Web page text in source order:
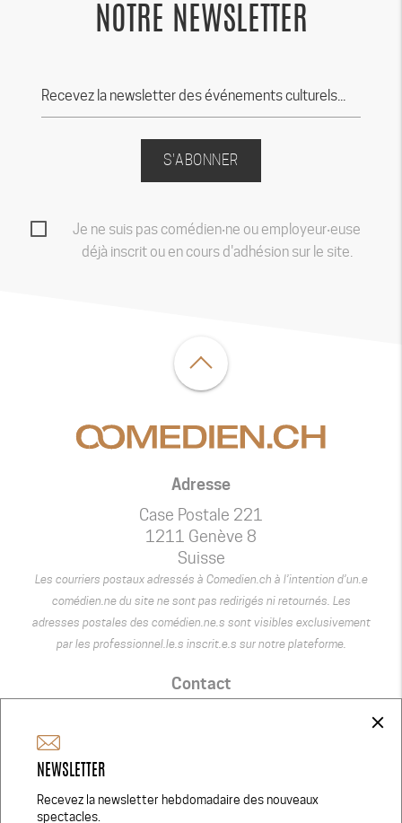
NOTRE NEWSLETTER
S'ABONNER
Je ne suis pas comédien‧ne ou employeur‧euse
déjà inscrit ou en cours d'adhésion sur le site.
Adresse
Case Postale 221
1211 Genève 8
Suisse
Les courriers postaux adressés à Comedien.ch à l’intention d’un.e
comédien.ne du site ne sont pas redirigés ni retournés. Les
adresses postales des comédien.ne.s sont visibles exclusivement
par les professionnel.le.s inscrit.e.s sur notre plateforme.
Contact
close
NEWSLETTER
Recevez la newsletter hebdomadaire des nouveaux
spectacles.